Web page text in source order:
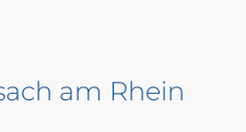
am Rhein